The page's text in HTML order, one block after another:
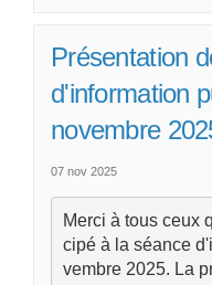
Présentation
d'information
novembre
07 nov 2025
Merci à tous ceux
cipé à la séance
vembre 2025. La